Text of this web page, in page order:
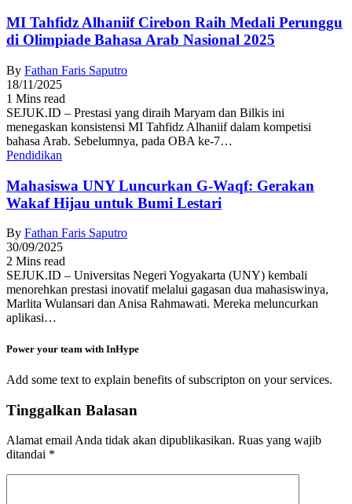
MI Tahfidz Alhaniif Cirebon Raih Medali Perunggu
di Olimpiade Bahasa Arab Nasional 2025
By Fathan Faris Saputro
18/11/2025
1 Mins read
SEJUK.ID – Prestasi yang diraih Maryam dan Bilkis ini
menegaskan konsistensi MI Tahfidz Alhaniif dalam kompetisi
bahasa Arab. Sebelumnya, pada OBA ke-7…
Pendidikan
Mahasiswa UNY Luncurkan G-Waqf: Gerakan
Wakaf Hijau untuk Bumi Lestari
By Fathan Faris Saputro
30/09/2025
2 Mins read
SEJUK.ID – Universitas Negeri Yogyakarta (UNY) kembali
menorehkan prestasi inovatif melalui gagasan dua mahasiswinya,
Marlita Wulansari dan Anisa Rahmawati. Mereka meluncurkan
aplikasi…
Power your team with InHype
Add some text to explain benefits of subscripton on your services.
Tinggalkan Balasan
Alamat email Anda tidak akan dipublikasikan. Ruas yang wajib
ditandai *